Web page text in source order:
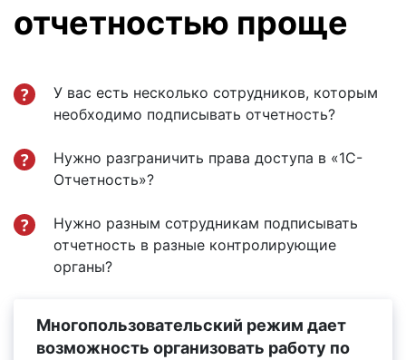
отчетностью проще
У вас есть несколько сотрудников, которым
необходимо подписывать отчетность?
Нужно разграничить права доступа в «1С-
Отчетность»?
Нужно разным сотрудникам подписывать
отчетность в разные контролирующие
органы?
Многопользовательский режим дает
возможность организовать работу по